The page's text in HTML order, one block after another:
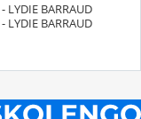
- LYDIE BARRAUD
- LYDIE BARRAUD